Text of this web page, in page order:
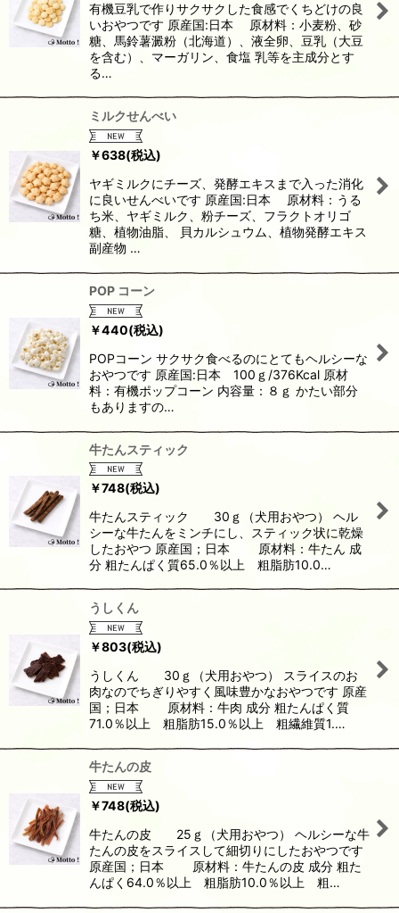
有機豆乳で作りサクサクした食感でくちどけの良
いおやつです 原産国:日本 原材料：小麦粉、砂
糖、馬鈴薯澱粉（北海道）、液全卵、豆乳（大豆
を含む）、マーガリン、食塩 乳等を主成分とす
る…
ミルクせんべい
￥638(税込)
ヤギミルクにチーズ、発酵エキスまで入った消化
に良いせんべいです 原産国:日本 原材料：うる
ち米、ヤギミルク、粉チーズ、フラクトオリゴ
糖、植物油脂、 貝カルシュウム、植物発酵エキス
副産物 …
POP コーン
￥440(税込)
POPコーン サクサク食べるのにとてもヘルシーな
おやつです 原産国:日本 100ｇ/376Kcal 原材
料：有機ポップコーン 内容量：８ｇ かたい部分
もありますの…
牛たんスティック
￥748(税込)
牛たんスティック 30ｇ（犬用おやつ） ヘル
シーな牛たんをミンチにし、スティック状に乾燥
したおやつ 原産国；日本 原材料：牛たん 成
分 粗たんぱく質65.0％以上 粗脂肪10.0…
うしくん
￥803(税込)
うしくん 30ｇ（犬用おやつ） スライスのお
肉なのでちぎりやすく風味豊かなおやつです 原産
国；日本 原材料：牛肉 成分 粗たんぱく質
71.0％以上 粗脂肪15.0％以上 粗繊維質1.…
牛たんの皮
￥748(税込)
牛たんの皮 25ｇ（犬用おやつ） ヘルシーな牛
たんの皮をスライスして細切りにしたおやつです
原産国；日本 原材料：牛たんの皮 成分 粗た
んぱく64.0％以上 粗脂肪10.0％以上 粗…